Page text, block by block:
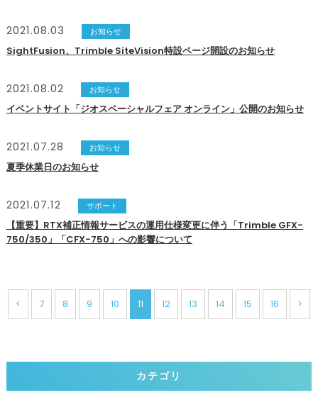
2021.08.03 お知らせ
SightFusion、Trimble SiteVision特設ページ開設のお知らせ
2021.08.02 お知らせ
イベントサイト「ジオスペーシャルフェア オンライン」公開のお知らせ
2021.07.28 お知らせ
夏季休業日のお知らせ
2021.07.12 サポート
【重要】RTX補正情報サービスの運用仕様変更に伴う「Trimble GFX-
750/350」「CFX-750」への影響について
< 7 8 9 10 11 12 13 14 15 16 >
カテゴリ